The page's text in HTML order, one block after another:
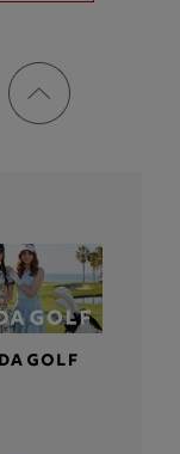
ページ
トップ